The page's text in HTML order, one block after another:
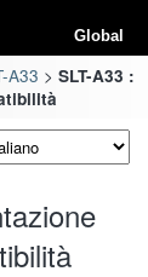
Global
A33
SLT-A33 :